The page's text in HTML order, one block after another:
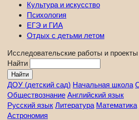
Культура и искусство
Психология
ЕГЭ и ГИА
Отдых с детьми летом
Исследовательские работы и проекты
Найти
ДОУ (детский сад) Начальная школа
Обществознание Английский язык
Русский язык Литература Математика
Астрономия